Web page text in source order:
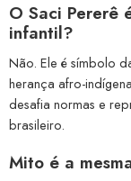
O Saci Pererê
infantil?
Não. Ele é símbolo
herança afro-
desafia normas e
brasileiro.
Mito é a